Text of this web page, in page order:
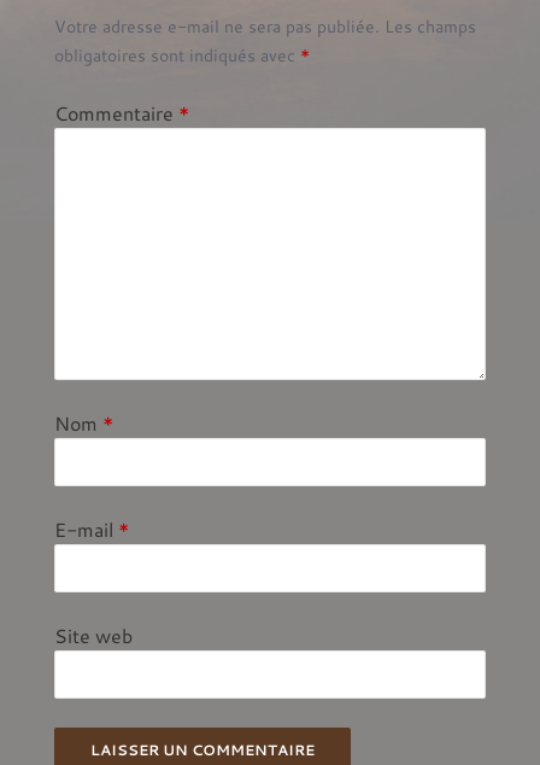
Votre adresse e-mail ne sera pas publiée. Les champs
obligatoires sont indiqués avec *
Commentaire *
Nom *
E-mail *
Site web